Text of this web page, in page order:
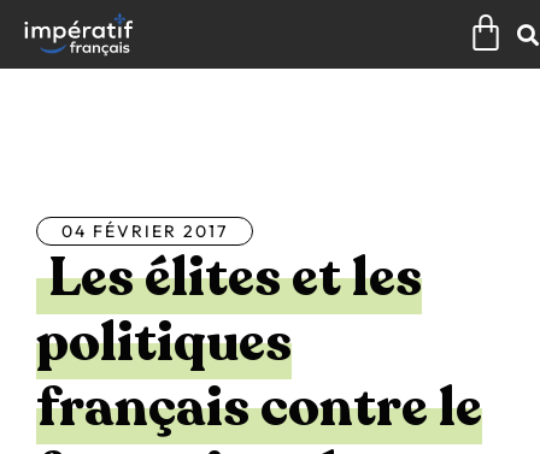
contenu
04 FÉVRIER 2017
Les élites et les
politiques
français contre le